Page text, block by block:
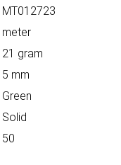
MT012723
meter
21 gram
5 mm
Green
Solid
50